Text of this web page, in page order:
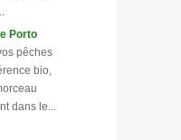
Porto
pêches
bio,
dans le...